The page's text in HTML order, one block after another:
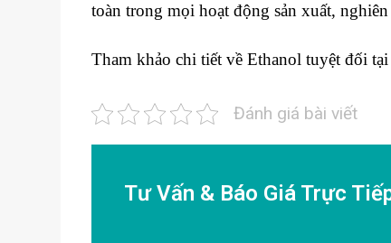
toàn trong mọi hoạt động sản xuất,
Tham khảo chi tiết về Ethanol tuyệt đối
Đánh giá bài viết
Tư Vấn & Báo Giá Trực